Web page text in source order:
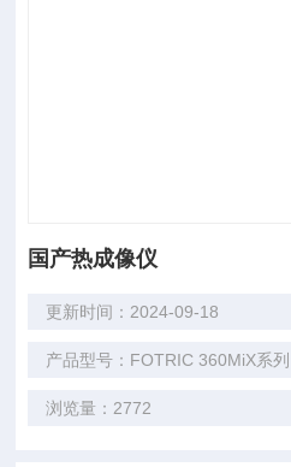
国产热成像仪
更新时间：2024-09-18
产品型号：FOTRIC 360MiX系列
浏览量：2772